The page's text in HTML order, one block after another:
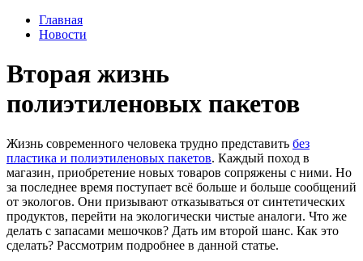
Главная
Новости
Вторая жизнь
полиэтиленовых пакетов
Жизнь современного человека трудно представить без
пластика и полиэтиленовых пакетов. Каждый поход в
магазин, приобретение новых товаров сопряжены с ними. Но
за последнее время поступает всё больше и больше сообщений
от экологов. Они призывают отказываться от синтетических
продуктов, перейти на экологически чистые аналоги. Что же
делать с запасами мешочков? Дать им второй шанс. Как это
сделать? Рассмотрим подробнее в данной статье.